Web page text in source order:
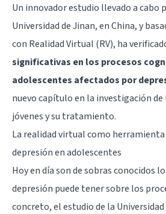
Un innovador estudio llevado a cabo
Universidad de Jinan, en China, y
con Realidad Virtual (RV), ha
significativas en los procesos
adolescentes afectados por
nuevo capítulo en la investigación de
jóvenes y su tratamiento.
La realidad virtual como
depresión en adolescentes
Hoy en día son de sobras conocidos
depresión puede tener sobre los
concreto, el estudio de la